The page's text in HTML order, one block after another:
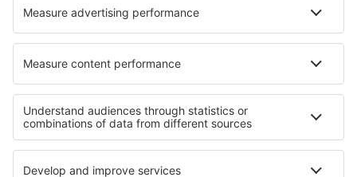
Cele mai bune hoteluri - regiuni
Hoteluri in Sardinia Hoteluri în Livigno
Hoteluri in Pejo Fonti Hoteluri in Liguria
Hoteluri in Capri Island Hoteluri in Cantonul Split-Dalmaţia